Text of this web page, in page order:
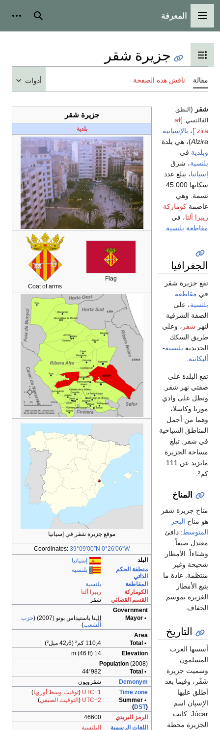
أدوات
شقر
بلدية
Coat of arms
شقر في إسپانيا
Coordinates:
بلنسية
ألتا
حزب
كم² (42٫6 ميل²)
(توقيت وسط أوروپا
( التوقيت الصيفي